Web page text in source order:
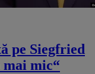
pe Siegfried
mai mic“